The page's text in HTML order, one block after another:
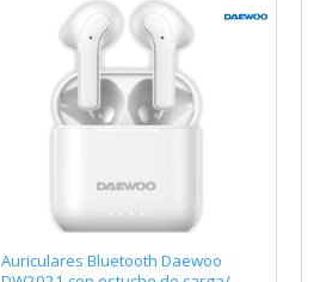
Auriculares Bluetooth Daewoo